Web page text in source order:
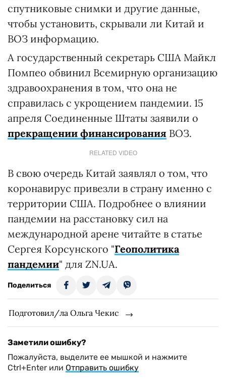
спутниковые снимки и другие данные,
чтобы установить, скрывали ли Китай и
ВОЗ информацию.
А государственный секретарь США Майкл
Помпео обвинил Всемирную организацию
здравоохранения в том, что она не
справилась с укрощением пандемии. 15
апреля Соединенные Штаты заявили о
прекращении финансирования ВОЗ.
RELATED VIDEO
В свою очередь Китай заявлял о том, что
коронавирус привезли в страну именно с
территории США. Подробнее о влиянии
пандемии на расстановку сил на
международной арене читайте в статье
Сергея Корсунского "Геополитика
пандемии" для ZN.UA.
Поделиться
Подготовил/ла Ольга Чекис
Заметили ошибку?
Пожалуйста, выделите ее мышкой и нажмите
Ctrl+Enter или Отправить ошибку